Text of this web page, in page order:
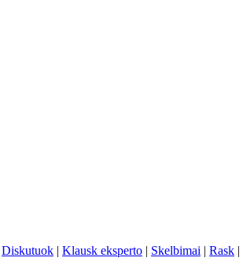
Diskutuok | Klausk eksperto | Skelbimai | Rask |